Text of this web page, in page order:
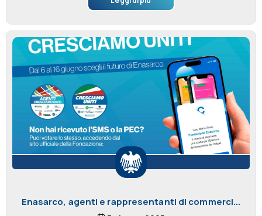
Enasarco, agenti e rappresentanti di commerci...